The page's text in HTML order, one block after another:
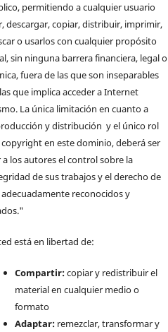
permitiendo a cualquier usuario
descargar, copiar, distribuir, imprimir,
o usarlos con cualquier propósito
sin ninguna barrera financiera, legal o
fuera de las que son inseparables
que implica acceder a Internet
La única limitación en cuanto a
y distribución y el único rol
en este dominio, deberá ser
a los autores el control sobre la
de sus trabajos y el derecho de
adecuadamente reconocidos y
está en libertad de:
Compartir:copiar y redistribuir el
material en cualquier medio o
formato
Adaptar: remezclar, transformar y